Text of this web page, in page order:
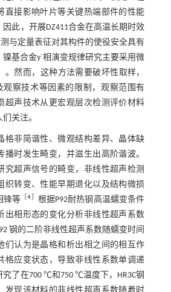
直接影响叶片等关键热端部件的性能
因此，开展DZ411合金在高温长期时效
与定量表征对其构件的使役安全具有
基合金γ΄相演变规律研究主要采用微
。然而，这种方法需要破坏性取样，
观察技术等因素的限制，观察范围有
超声技术从更宏观层次检测评价材料
关注。
格非简谐性、微观结构差异、晶体缺
播时发生畸变，并滋生出高阶谐波。
究超声信号的畸变，非线性超声检测
织转变、性能早期退化以及结构微损
锋等 ［4
根据P92耐热钢高温蠕变条件
出相形态的变化分析非线性超声系数
钢的二阶非线性超声系数随蠕变时间
们认为是晶格和析出相之间的相互作
格应变状态，导致非线性系数单调递
究了在700 ℃和750 ℃温度下，HR3C钢